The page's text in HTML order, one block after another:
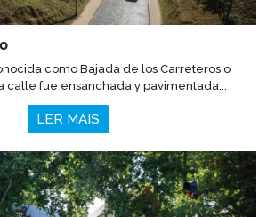
como Bajada de los Carreteros o
calle fue ensanchada y pavimentada...
LER MAIS